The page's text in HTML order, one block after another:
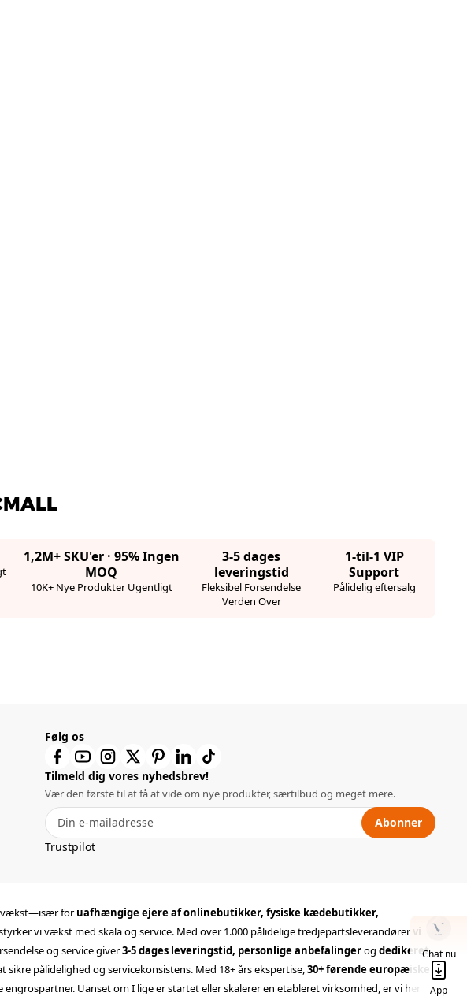
1,2M+ SKU'er · 95% Ingen
MOQ
10K+ Nye Produkter Ugentligt
3-5 dages
leveringstid
Fleksibel Forsendelse
Verden Over
1-til-1 VIP
Support
Pålidelig eftersalg
Chat nu
App
Følg os
Tilmeld dig vores nyhedsbrev!
Vær den første til at få at vide om nye produkter, særtilbud og meget mere.
Abonner
Trustpilot
vækst—især foruafhængige ejere af onlinebutikker, fysiske kædebutikker,
vi vækst med skala og service. Med over 1.000 pålidelige tredjepartsleverandører vi
og service giver3-5 dages leveringstid, personlige anbefalingerog dedikeret
pålidelighed og servicekonsistens. Med 18+ års ekspertise,30+ førende europæiske
Uanset om I lige er startet eller skalerer en etableret virksomhed, er vi her